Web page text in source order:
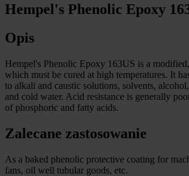
Hempel's Phenolic Epoxy
Opis
Hempel's Phenolic Epoxy 163US is a
which must be cured at high temperatures. It
to alkali and caustic solutions, solvents,
and cold water. Acid resistance is generally
of phosphoric and fatty acids.
Zalecane zastosowanie
As a baked phenolic protective coating for
fans, oil well tubular goods, etc.